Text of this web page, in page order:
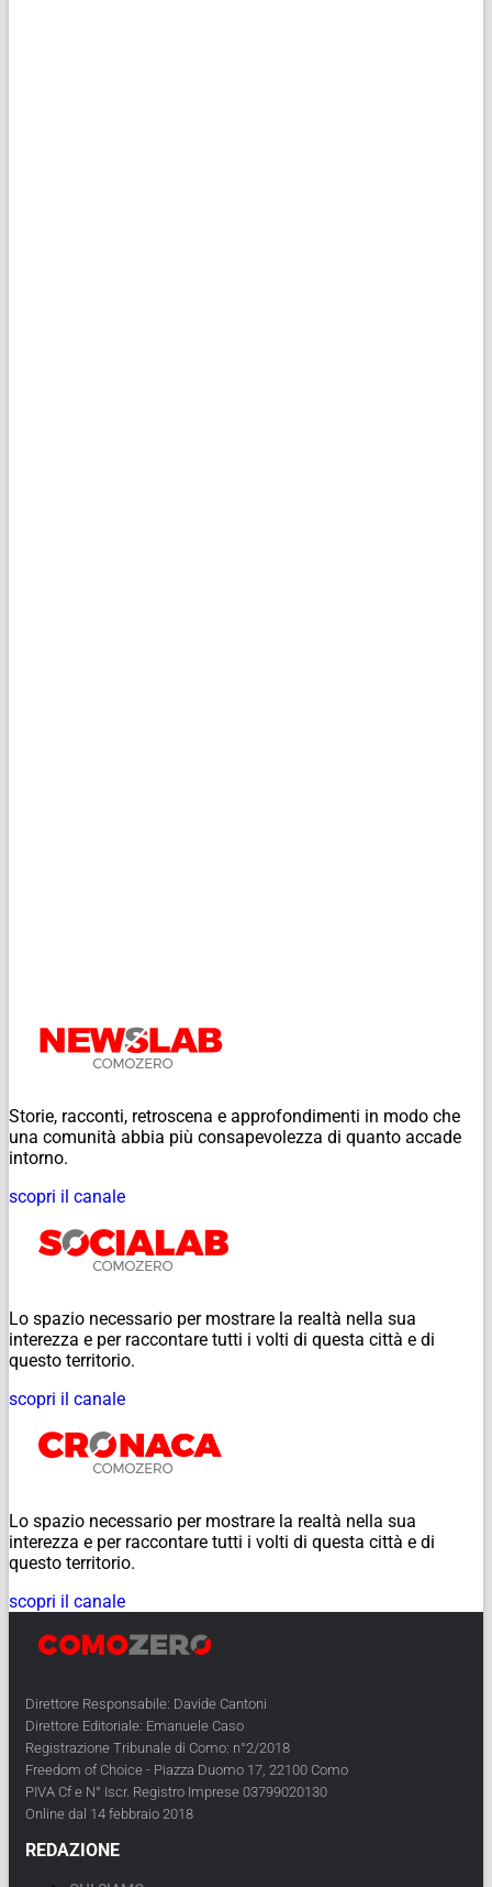
Storie, racconti, retroscena e approfondimenti in modo che
una comunità abbia più consapevolezza di quanto accade
intorno.
scopri il canale
Lo spazio necessario per mostrare la realtà nella sua
interezza e per raccontare tutti i volti di questa città e di
questo territorio.
scopri il canale
Lo spazio necessario per mostrare la realtà nella sua
interezza e per raccontare tutti i volti di questa città e di
questo territorio.
scopri il canale
Direttore Responsabile: Davide Cantoni
Direttore Editoriale: Emanuele Caso
Registrazione Tribunale di Como: n°2/2018
Freedom of Choice - Piazza Duomo 17, 22100 Como
PIVA Cf e N° Iscr. Registro Imprese 03799020130
Online dal 14 febbraio 2018
REDAZIONE